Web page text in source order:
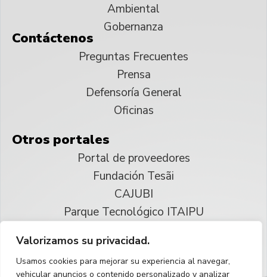
Valorizamos su privacidad.
Usamos cookies para mejorar su experiencia al navegar,
vehicular anuncios o contenido personalizado y analizar
Ambiental
Gobernanza
Contáctenos
Preguntas Frecuentes
Prensa
Defensoría General
Oficinas
Otros portales
Portal de proveedores
Fundación Tesãi
CAJUBI
Parque Tecnológico ITAIPU
Reservados todos los derechos